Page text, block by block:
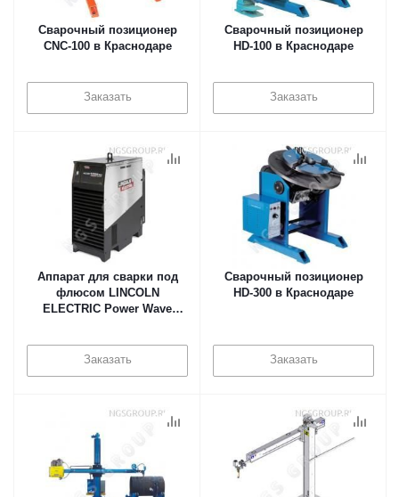
Сварочный позиционер
CNC-100 в Краснодаре
Заказать
Сварочный позиционер
HD-100 в Краснодаре
Заказать
Аппарат для сварки под
флюсом LINCOLN
ELECTRIC Power Wave
Заказать
Сварочный позиционер
HD-300 в Краснодаре
Заказать